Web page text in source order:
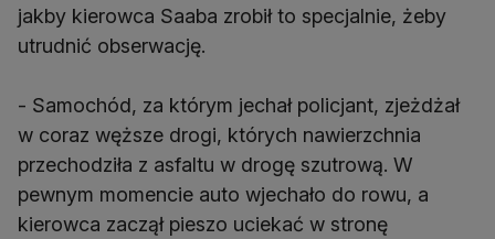
jakby kierowca Saaba zrobił to specjalnie, żeby
utrudnić obserwację.
- Samochód, za którym jechał policjant, zjeżdżał
w coraz węższe drogi, których nawierzchnia
przechodziła z asfaltu w drogę szutrową. W
pewnym momencie auto wjechało do rowu, a
kierowca zaczął pieszo uciekać w stronę